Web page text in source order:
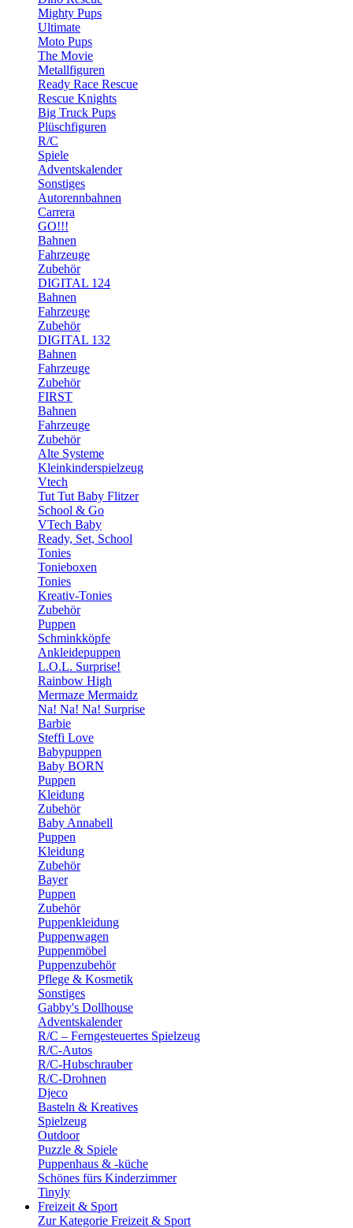
Mighty Pups
Ultimate
Moto Pups
The Movie
Metallfiguren
Ready Race Rescue
Rescue Knights
Big Truck Pups
Plüschfiguren
R/C
Spiele
Adventskalender
Sonstiges
Autorennbahnen
Carrera
GO!!!
Bahnen
Fahrzeuge
Zubehör
DIGITAL 124
Bahnen
Fahrzeuge
Zubehör
DIGITAL 132
Bahnen
Fahrzeuge
Zubehör
FIRST
Bahnen
Fahrzeuge
Zubehör
Alte Systeme
Kleinkinderspielzeug
Vtech
Tut Tut Baby Flitzer
School & Go
VTech Baby
Ready, Set, School
Tonies
Tonieboxen
Tonies
Kreativ-Tonies
Zubehör
Puppen
Schminkköpfe
Ankleidepuppen
L.O.L. Surprise!
Rainbow High
Mermaze Mermaidz
Na! Na! Na! Surprise
Barbie
Steffi Love
Babypuppen
Baby BORN
Puppen
Kleidung
Zubehör
Baby Annabell
Puppen
Kleidung
Zubehör
Bayer
Puppen
Zubehör
Puppenkleidung
Puppenwagen
Puppenmöbel
Puppenzubehör
Pflege & Kosmetik
Sonstiges
Gabby's Dollhouse
Adventskalender
R/C – Ferngesteuertes Spielzeug
R/C-Autos
R/C-Hubschrauber
R/C-Drohnen
Djeco
Basteln & Kreatives
Spielzeug
Outdoor
Puzzle & Spiele
Puppenhaus & -küche
Schönes fürs Kinderzimmer
Tinyly
Freizeit & Sport
Zur Kategorie Freizeit & Sport